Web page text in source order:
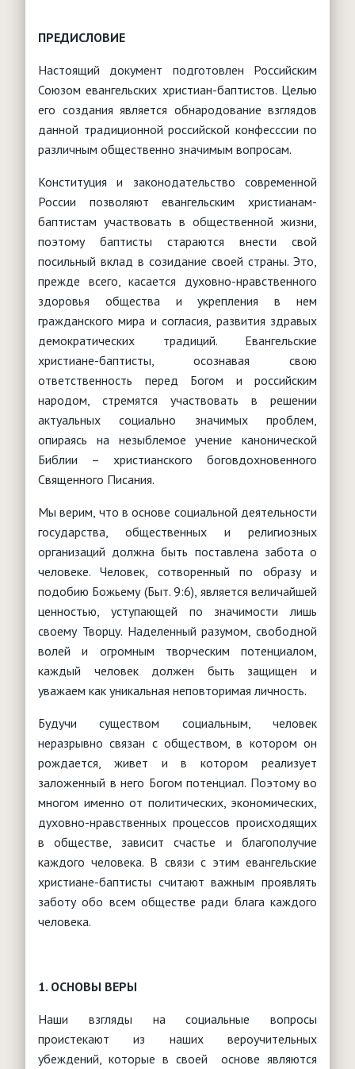
ПРЕДИСЛОВИЕ
Настоящий документ подготовлен Российским
Союзом евангельских христиан-баптистов. Целью
его создания является обнародование взглядов
данной традиционной российской конфесссии по
различным общественно значимым вопросам.
Конституция и законодательство современной
России позволяют евангельским христианам-
баптистам участвовать в общественной жизни,
поэтому баптисты стараются внести свой
посильный вклад в созидание своей страны. Это,
прежде всего, касается духовно-нравственного
здоровья общества и укрепления в нем
гражданского мира и согласия, развития здравых
демократических традиций. Евангельские
христиане-баптисты, осознавая свою
ответственность перед Богом и российским
народом, стремятся участвовать в решении
актуальных социально значимых проблем,
опираясь на незыблемое учение канонической
Библии – христианского боговдохновенного
Священного Писания.
Мы верим, что в основе социальной деятельности
государства, общественных и религиозных
организаций должна быть поставлена забота о
человеке. Человек, сотворенный по образу и
подобию Божьему (Быт. 9:6), является величайшей
ценностью, уступающей по значимости лишь
своему Творцу. Наделенный разумом, свободной
волей и огромным творческим потенциалом,
каждый человек должен быть защищен и
уважаем как уникальная неповторимая личность.
Будучи существом социальным, человек
неразрывно связан с обществом, в котором он
рождается, живет и в котором реализует
заложенный в него Богом потенциал. Поэтому во
многом именно от политических, экономических,
духовно-нравственных процессов происходящих
в обществе, зависит счастье и благополучие
каждого человека. В связи с этим евангельские
христиане-баптисты считают важным проявлять
заботу обо всем обществе ради блага каждого
человека.
1. ОСНОВЫ ВЕРЫ
Наши взгляды на социальные вопросы
проистекают из наших вероучительных
убеждений, которые в своей основе являются